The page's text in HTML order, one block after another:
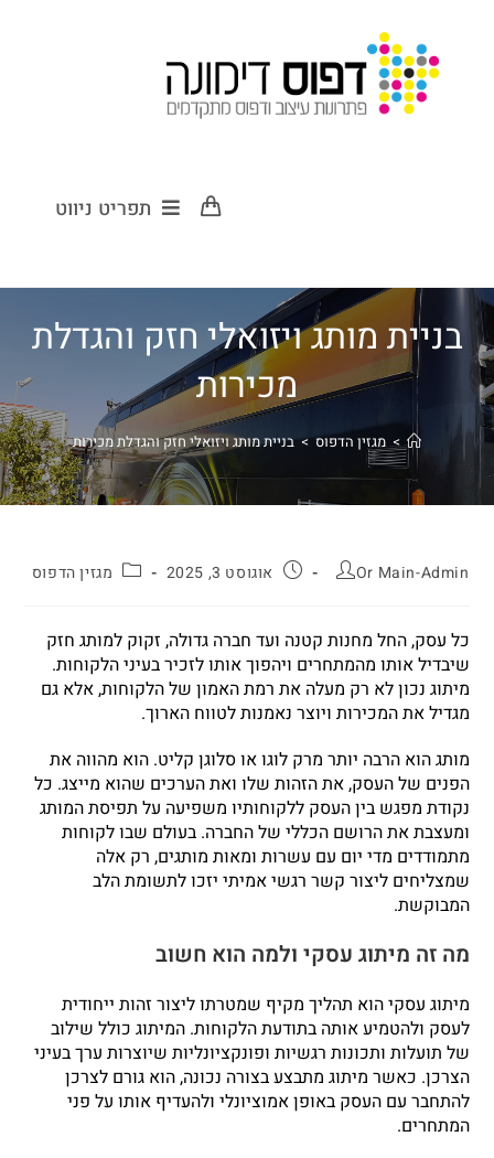
תפריט ניווט
בניית מותג ויזואלי חזק והגדלת
מכירות
> מגזין הדפוס > בניית מותג ויזואלי חזק והגדלת מכירות
Or Main-Admin אוגוסט 3, 2025 מגזין הדפוס
כל עסק, החל מחנות קטנה ועד חברה גדולה, זקוק למותג חזק
שיבדיל אותו מהמתחרים ויהפוך אותו לזכיר בעיני הלקוחות.
מיתוג נכון לא רק מעלה את רמת האמון של הלקוחות, אלא גם
מגדיל את המכירות ויוצר נאמנות לטווח הארוך.
מותג הוא הרבה יותר מרק לוגו או סלוגן קליט. הוא מהווה את
הפנים של העסק, את הזהות שלו ואת הערכים שהוא מייצג. כל
נקודת מפגש בין העסק ללקוחותיו משפיעה על תפיסת המותג
ומעצבת את הרושם הכללי של החברה. בעולם שבו לקוחות
מתמודדים מדי יום עם עשרות ומאות מותגים, רק אלה
שמצליחים ליצור קשר רגשי אמיתי יזכו לתשומת הלב
המבוקשת.
מה זה מיתוג עסקי ולמה הוא חשוב
מיתוג עסקי הוא תהליך מקיף שמטרתו ליצור זהות ייחודית
לעסק ולהטמיע אותה בתודעת הלקוחות. המיתוג כולל שילוב
של תועלות ותכונות רגשיות ופונקציונליות שיוצרות ערך בעיני
הצרכן. כאשר מיתוג מתבצע בצורה נכונה, הוא גורם לצרכן
להתחבר עם העסק באופן אמוציונלי ולהעדיף אותו על פני
המתחרים.